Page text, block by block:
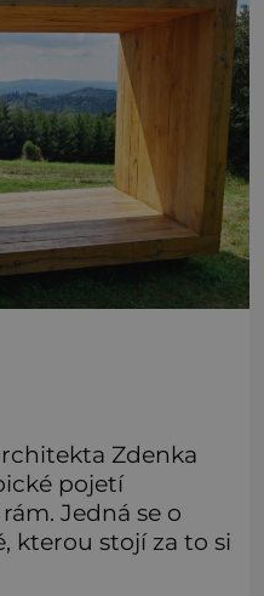
Zdenka
pojetí
Jedná se o
kterou stojí za to si